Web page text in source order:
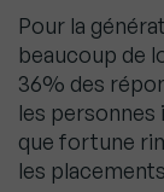
Pour la
beaucoup de
36% des
les personnes
que fortune
les